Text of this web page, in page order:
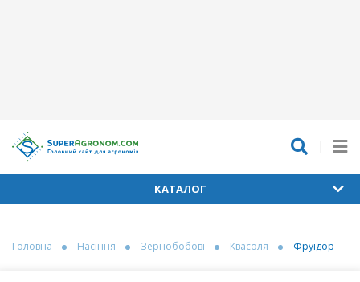
КАТАЛОГ
Головна Насіння Зернобобові Квасоля Фруідор